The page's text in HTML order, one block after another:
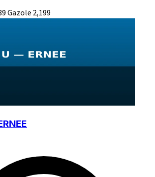
Gazole 2,199